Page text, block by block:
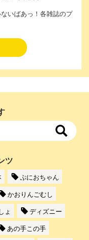
いばあっ！各雑誌のプ
ツ
ぷにおちゃん
かおりんごむし
ょ
ディズニー
あの手この手